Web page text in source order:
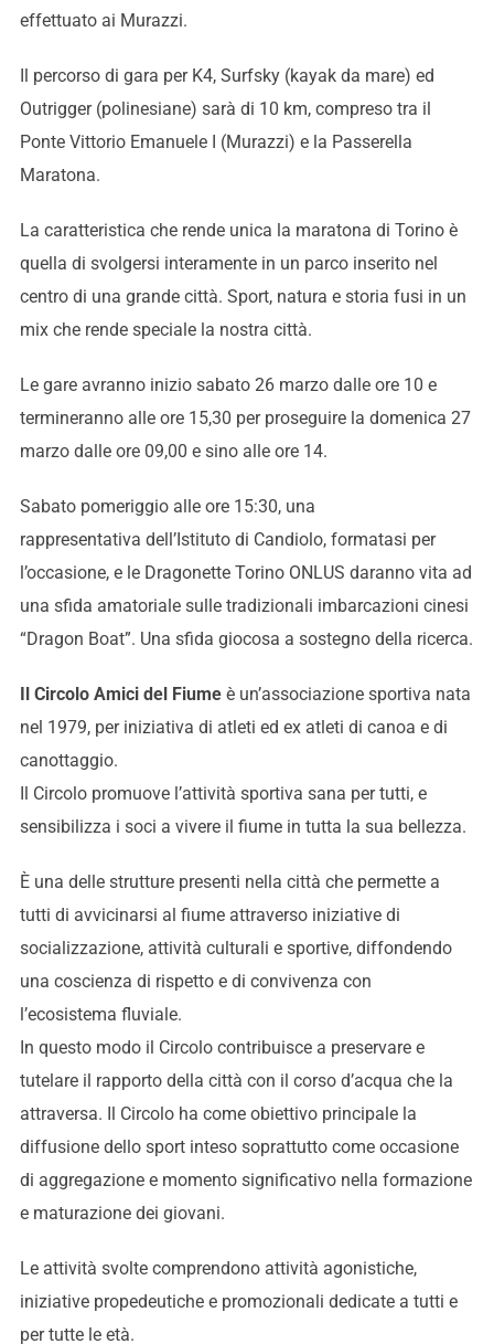
effettuato ai Murazzi.
Il percorso di gara per K4, Surfsky (kayak da mare) ed
Outrigger (polinesiane) sarà di 10 km, compreso tra il
Ponte Vittorio Emanuele I (Murazzi) e la Passerella
Maratona.
La caratteristica che rende unica la maratona di Torino è
quella di svolgersi interamente in un parco inserito nel
centro di una grande città. Sport, natura e storia fusi in un
mix che rende speciale la nostra città.
Le gare avranno inizio sabato 26 marzo dalle ore 10 e
termineranno alle ore 15,30 per proseguire la domenica 27
marzo dalle ore 09,00 e sino alle ore 14.
Sabato pomeriggio alle ore 15:30, una
rappresentativa dell’Istituto di Candiolo, formatasi per
l’occasione, e le Dragonette Torino ONLUS daranno vita ad
una sfida amatoriale sulle tradizionali imbarcazioni cinesi
“Dragon Boat”. Una sfida giocosa a sostegno della ricerca.
Il Circolo Amici del Fiume è un’associazione sportiva nata
nel 1979, per iniziativa di atleti ed ex atleti di canoa e di
canottaggio.
Il Circolo promuove l’attività sportiva sana per tutti, e
sensibilizza i soci a vivere il fiume in tutta la sua bellezza.
È una delle strutture presenti nella città che permette a
tutti di avvicinarsi al fiume attraverso iniziative di
socializzazione, attività culturali e sportive, diffondendo
una coscienza di rispetto e di convivenza con
l’ecosistema fluviale.
In questo modo il Circolo contribuisce a preservare e
tutelare il rapporto della città con il corso d’acqua che la
attraversa. Il Circolo ha come obiettivo principale la
diffusione dello sport inteso soprattutto come occasione
di aggregazione e momento significativo nella formazione
e maturazione dei giovani.
Le attività svolte comprendono attività agonistiche,
iniziative propedeutiche e promozionali dedicate a tutti e
per tutte le età.